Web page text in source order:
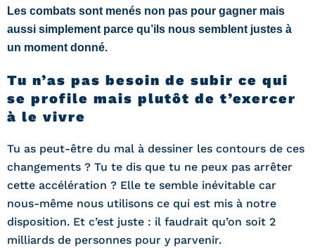
Les combats sont menés non pas pour gagner mais
aussi simplement parce qu’ils nous semblent justes à
un moment donné.
Tu n’as pas besoin de subir ce qui
se profile mais plutôt de t’exercer
à le vivre
Tu as peut-être du mal à dessiner les contours de ces
changements ? Tu te dis que tu ne peux pas arrêter
cette accélération ? Elle te semble inévitable car
nous-même nous utilisons ce qui est mis à notre
disposition. Et c’est juste : il faudrait qu’on soit 2
milliards de personnes pour y parvenir.